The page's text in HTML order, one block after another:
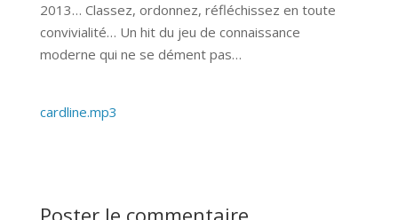
2013… Classez, ordonnez, réfléchissez en toute
convivialité… Un hit du jeu de connaissance
moderne qui ne se dément pas…
cardline.mp3
Poster le commentaire